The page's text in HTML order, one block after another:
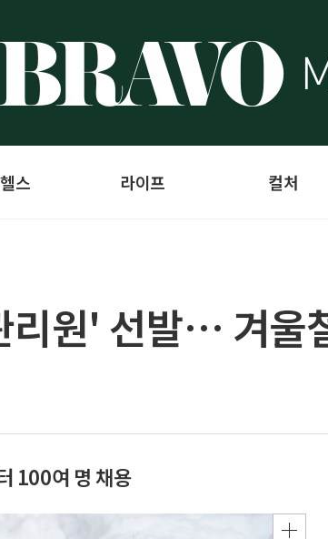
헬스 라이프 컬처
원' 선발… 겨울
100여 명 채용